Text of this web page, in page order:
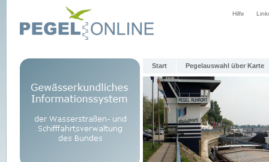
Hilfe
Start Pegelauswahl über Karte